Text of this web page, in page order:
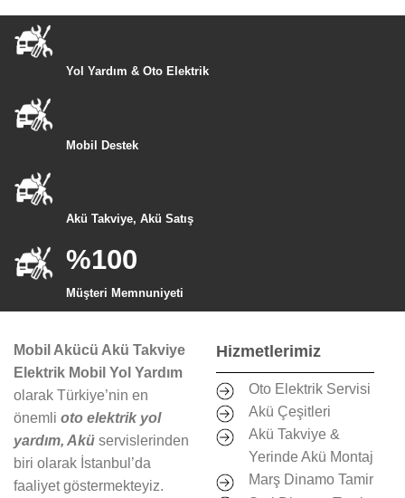
Yol Yardım & Oto Elektrik
Mobil Destek
Akü Takviye, Akü Satış
%100
Müşteri Memnuniyeti
Mobil Akücü Akü Takviye
Elektrik Mobil Yol Yardım
olarak Türkiye’nin en
önemli oto elektrik yol
yardım, Akü servislerinden
biri olarak İstanbul’da
faaliyet göstermekteyiz.
Hizmetlerimiz
Oto Elektrik Servisi
Akü Çeşitleri
Akü Takviye &
Yerinde Akü Montaj
Marş Dinamo Tamir